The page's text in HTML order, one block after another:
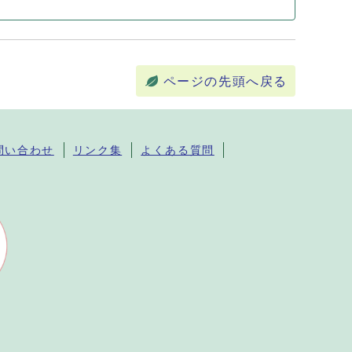
ページの先頭へ戻る
い合わせ リンク集 よくある質問